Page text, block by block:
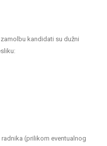
kandidati su dužni
(prilikom eventualnog